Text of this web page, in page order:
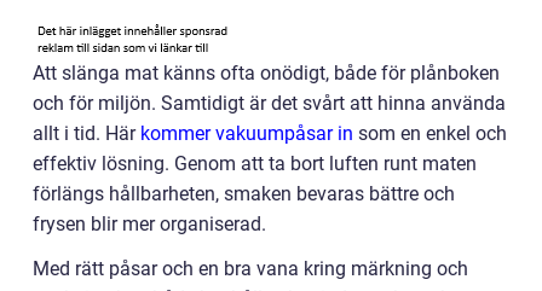
Att slänga mat känns ofta onödigt, både för plånboken
och för miljön. Samtidigt är det svårt att hinna använda
allt i tid. Här kommer vakuumpåsar in som en enkel och
effektiv lösning. Genom att ta bort luften runt maten
förlängs hållbarheten, smaken bevaras bättre och
frysen blir mer organiserad.
Med rätt påsar och en bra vana kring märkning och